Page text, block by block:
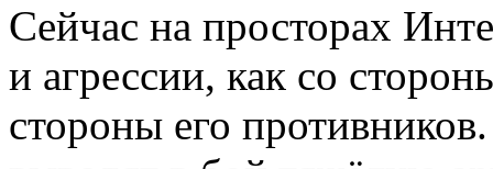
Сейчас на просторах
и агрессии, как со
стороны его